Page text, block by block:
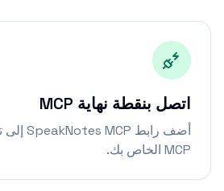
اتصل بنقطة نهاية MCP
MCP الخاص بك.